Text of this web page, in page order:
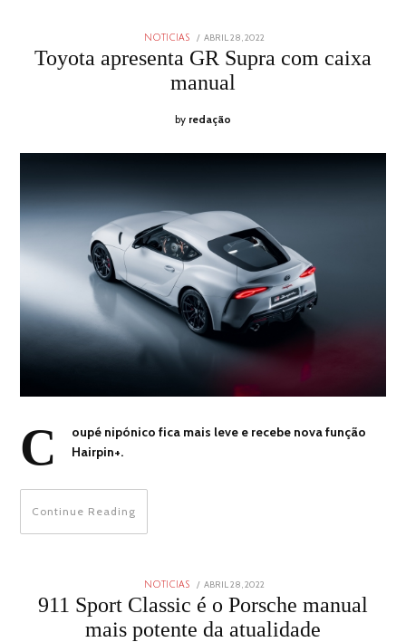
NOTICIAS
POSTED
ON
ABRIL 28, 2022
2022
Toyota apresenta GR Supra com caixa
manual
by redação
C
oupé nipónico fica mais leve e recebe nova função
Hairpin+.
Continue Reading
NOTICIAS
POSTED
ON
ABRIL 28, 2022
28,
2022
911 Sport Classic é o Porsche manual
mais potente da atualidade